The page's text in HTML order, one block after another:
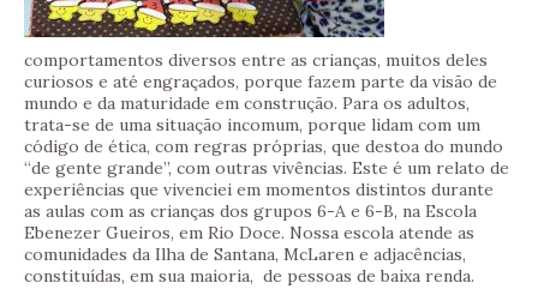
comportamentos diversos entre as crianças, muitos deles
curiosos e até engraçados, porque fazem parte da visão de
mundo e da maturidade em construção. Para os adultos,
trata-se de uma situação incomum, porque lidam com um
código de ética, com regras próprias, que destoa do mundo
“de gente grande”, com outras vivências. Este é um relato de
experiências que vivenciei em momentos distintos durante
as aulas com as crianças dos grupos 6-A e 6-B, na Escola
Ebenezer Gueiros, em Rio Doce. Nossa escola atende as
comunidades da Ilha de Santana, McLaren e adjacências,
constituídas, em sua maioria, de pessoas de baixa renda.